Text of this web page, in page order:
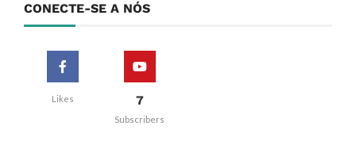
CONECTE-SE A NÓS
Likes 7
Subscribers